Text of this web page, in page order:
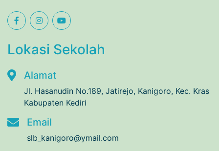
Lokasi Sekolah
Alamat
Jl. Hasanudin No.189, Jatirejo, Kanigoro, Kec. Kras
Kabupaten Kediri
Email
slb_kanigoro@ymail.com